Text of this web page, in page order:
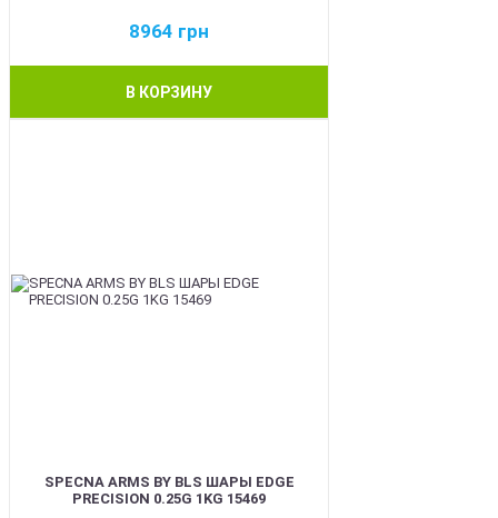
8964 грн
В КОРЗИНУ
SPECNA ARMS BY BLS ШАРЫ EDGE
PRECISION 0.25G 1KG 15469